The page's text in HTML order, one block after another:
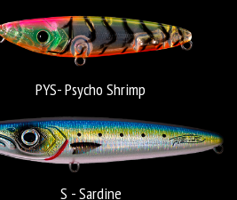
PYS- Psycho Shrimp
S - Sardine